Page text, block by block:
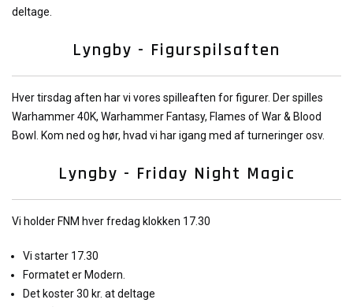
deltage.
Lyngby - Figurspilsaften
Hver tirsdag aften har vi vores spilleaften for figurer. Der spilles
Warhammer 40K, Warhammer Fantasy, Flames of War & Blood
Bowl. Kom ned og hør, hvad vi har igang med af turneringer osv.
Lyngby - Friday Night Magic
Vi holder FNM hver fredag klokken 17.30
Vi starter 17.30
Formatet er Modern.
Det koster 30 kr. at deltage